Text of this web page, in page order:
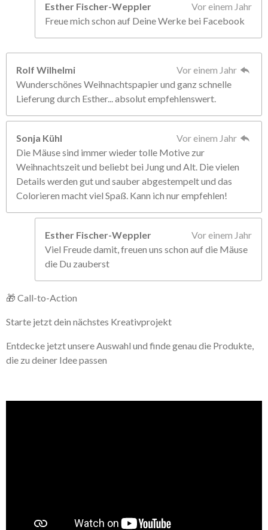
Esther Fischer-Weppler
Vor einem Jahr
Freue mich schon auf Deine Werke bei Facebook
Rolf Wilhelmi
Vor einem Jahr
Wunderschönes Weihnachtspapier und ganz schnelle
Lieferung durch Esther... absolut empfehlenswert.
Sonja Kühl
Vor einem Jahr
Die Mäuse sind immer wieder tolle Motive zur
Weihnachtszeit und beliebt bei Jung und Alt. Die vielen
Details werden gut und sauber abgestempelt und das
Colorieren macht viel Spaß. Kann ich nur empfehlen!
Esther Fischer-Weppler
Vor einem Jahr
Viel Freude damit, freuen uns schon auf die Mäuse
die Du zauberst
🎁 Call-to-Action
Starte jetzt dein nächstes Kreativprojekt
Entdecke jetzt unsere Auswahl und finde genau die Produkte,
die zu deiner Idee passen